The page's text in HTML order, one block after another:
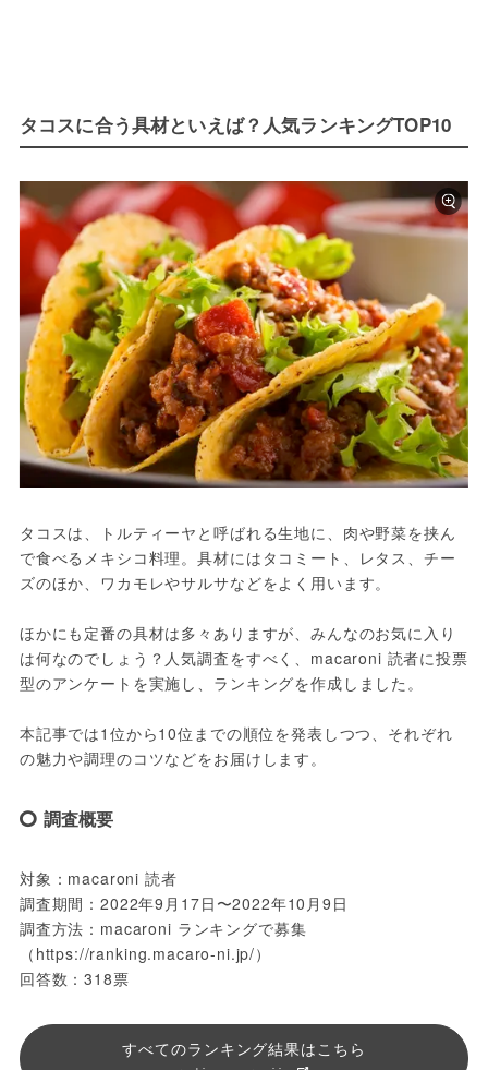
タコスに合う具材といえば？人気ランキングTOP10
タコスは、トルティーヤと呼ばれる生地に、肉や野菜を挟ん
で食べるメキシコ料理。具材にはタコミート、レタス、チー
ズのほか、ワカモレやサルサなどをよく用います。
ほかにも定番の具材は多々ありますが、みんなのお気に入り
は何なのでしょう？人気調査をすべく、macaroni 読者に投票
型のアンケートを実施し、ランキングを作成しました。
本記事では1位から10位までの順位を発表しつつ、それぞれ
の魅力や調理のコツなどをお届けします。
調査概要
対象：macaroni 読者
調査期間：2022年9月17日〜2022年10月9日
調査方法：macaroni ランキングで募集
（https://ranking.macaro-ni.jp/）
回答数：318票
すべてのランキング結果はこちら